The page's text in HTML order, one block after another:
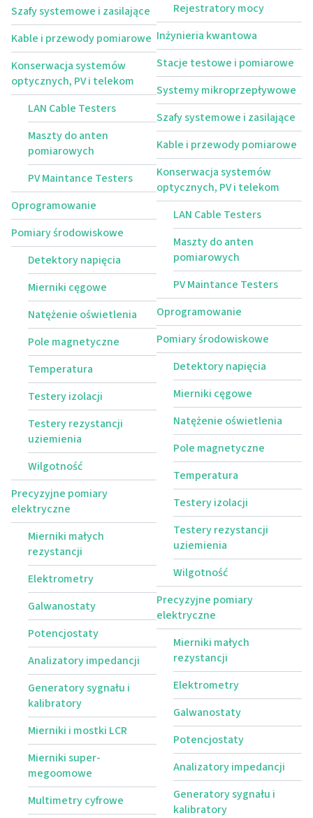
Szafy systemowe i zasilające
Kable i przewody pomiarowe
Konserwacja systemów
optycznych, PV i telekom
LAN Cable Testers
Maszty do anten
pomiarowych
PV Maintance Testers
Oprogramowanie
Pomiary środowiskowe
Detektory napięcia
Mierniki cęgowe
Natężenie oświetlenia
Pole magnetyczne
Temperatura
Testery izolacji
Testery rezystancji
uziemienia
Wilgotność
Precyzyjne pomiary
elektryczne
Mierniki małych
rezystancji
Elektrometry
Galwanostaty
Potencjostaty
Analizatory impedancji
Generatory sygnału i
kalibratory
Mierniki i mostki LCR
Mierniki super-
megoomowe
Multimetry cyfrowe
Rejestratory mocy
Inżynieria kwantowa
Stacje testowe i pomiarowe
Systemy mikroprzepływowe
Szafy systemowe i zasilające
Kable i przewody pomiarowe
Konserwacja systemów
optycznych, PV i telekom
LAN Cable Testers
Maszty do anten
pomiarowych
PV Maintance Testers
Oprogramowanie
Pomiary środowiskowe
Detektory napięcia
Mierniki cęgowe
Natężenie oświetlenia
Pole magnetyczne
Temperatura
Testery izolacji
Testery rezystancji
uziemienia
Wilgotność
Precyzyjne pomiary
elektryczne
Mierniki małych
rezystancji
Elektrometry
Galwanostaty
Potencjostaty
Analizatory impedancji
Generatory sygnału i
kalibratory